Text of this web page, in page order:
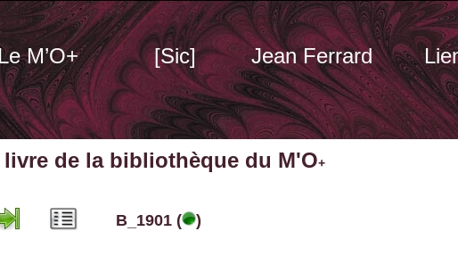
M’O+ [Sic] Jean Ferrard
de la bibliothèque du M'O+
B_1901 ( )